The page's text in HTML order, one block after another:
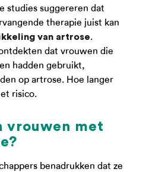
studies suggereren dat
therapie juist kan
van artrose.
dat vrouwen die
hadden gebruikt,
op artrose. Hoe langer
risico.
vrouwen met
benadrukken dat ze